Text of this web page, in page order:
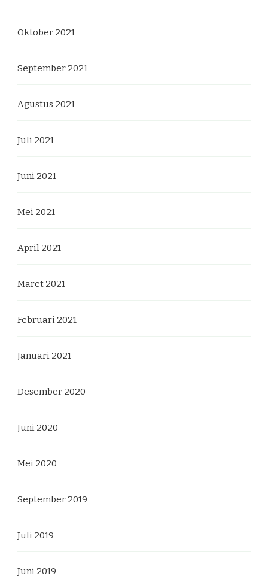
Oktober 2021
September 2021
Agustus 2021
Juli 2021
Juni 2021
Mei 2021
April 2021
Maret 2021
Februari 2021
Januari 2021
Desember 2020
Juni 2020
Mei 2020
September 2019
Juli 2019
Juni 2019